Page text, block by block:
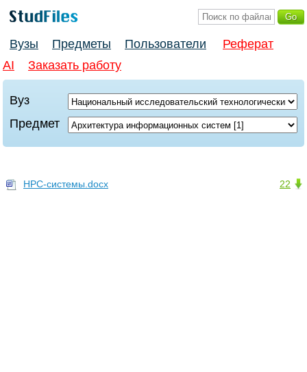
Вузы Предметы Пользователи
Реферат
AI
Заказать работу
Вуз
Предмет
22
HPC-системы.docx